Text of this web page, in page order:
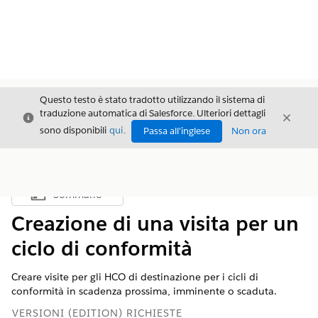
Chiudi
Questo testo è stato tradotto utilizzando il sistema di
traduzione automatica di Salesforce. Ulteriori dettagli
sono disponibili qui. Passa all'inglese Non ora
Chiudi
Mostra sommario
Sommario
Creazione di una visita per un
ciclo di conformità
Creare visite per gli HCO di destinazione per i cicli di
conformità in scadenza prossima, imminente o scaduta.
VERSIONI (EDITION) RICHIESTE